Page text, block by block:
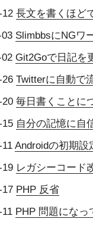
12長文を書くほど
SlimbbsにNGワ
02Git2Goで日記を
26Twitterに自動で
20毎日書くことに
15 自分の記憶に自
11Androidの初期
19 レガシーコード
17 PHP 反省
PHP 問題になっ